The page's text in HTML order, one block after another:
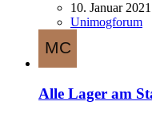
10. Januar
Unimogforum
Alle Lager am